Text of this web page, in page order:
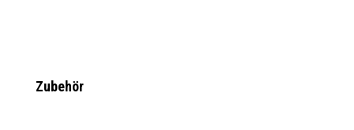
Produktgalerie überspringen
Zubehör